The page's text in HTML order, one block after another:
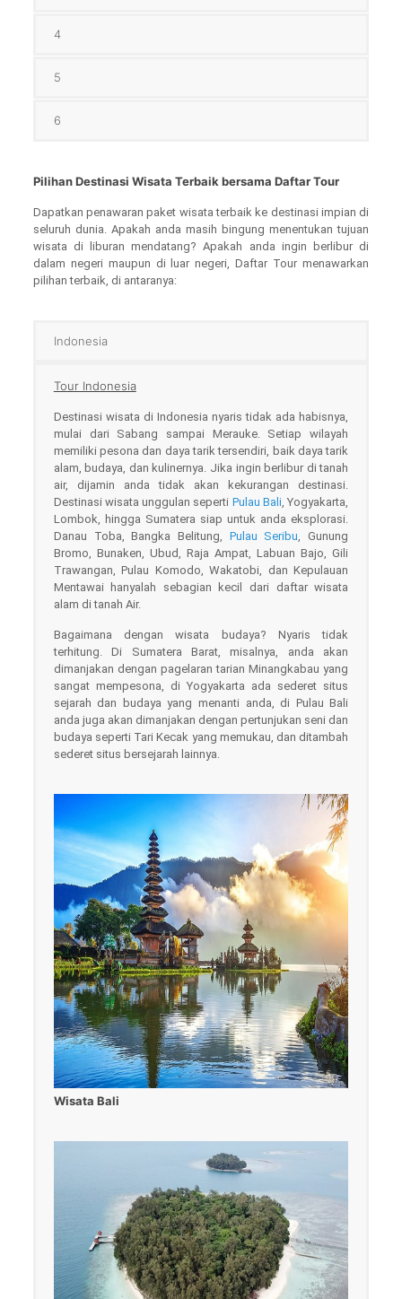
4
5
6
Pilihan Destinasi Wisata Terbaik bersama Daftar Tour
Dapatkan penawaran paket wisata terbaik ke destinasi impian di
seluruh dunia. Apakah anda masih bingung menentukan tujuan
wisata di liburan mendatang? Apakah anda ingin berlibur di
dalam negeri maupun di luar negeri, Daftar Tour menawarkan
pilihan terbaik, di antaranya:
Indonesia
Tour Indonesia
Destinasi wisata di Indonesia nyaris tidak ada habisnya,
mulai dari Sabang sampai Merauke. Setiap wilayah
memiliki pesona dan daya tarik tersendiri, baik daya tarik
alam, budaya, dan kulinernya. Jika ingin berlibur di tanah
air, dijamin anda tidak akan kekurangan destinasi.
Destinasi wisata unggulan seperti Pulau Bali, Yogyakarta,
Lombok, hingga Sumatera siap untuk anda eksplorasi.
Danau Toba, Bangka Belitung, Pulau Seribu, Gunung
Bromo, Bunaken, Ubud, Raja Ampat, Labuan Bajo, Gili
Trawangan, Pulau Komodo, Wakatobi, dan Kepulauan
Mentawai hanyalah sebagian kecil dari daftar wisata
alam di tanah Air.
Bagaimana dengan wisata budaya? Nyaris tidak
terhitung. Di Sumatera Barat, misalnya, anda akan
dimanjakan dengan pagelaran tarian Minangkabau yang
sangat mempesona, di Yogyakarta ada sederet situs
sejarah dan budaya yang menanti anda, di Pulau Bali
anda juga akan dimanjakan dengan pertunjukan seni dan
budaya seperti Tari Kecak yang memukau, dan ditambah
sederet situs bersejarah lainnya.
Wisata Bali